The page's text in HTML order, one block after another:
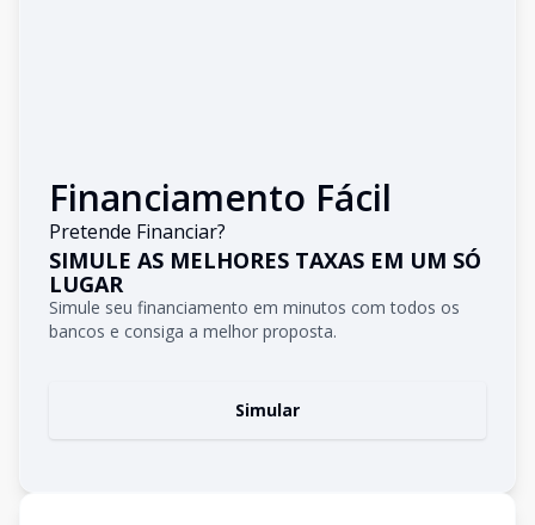
Financiamento Fácil
Pretende Financiar?
SIMULE AS MELHORES TAXAS EM UM SÓ
LUGAR
Simule seu financiamento em minutos com todos os
bancos e consiga a melhor proposta.
Simular